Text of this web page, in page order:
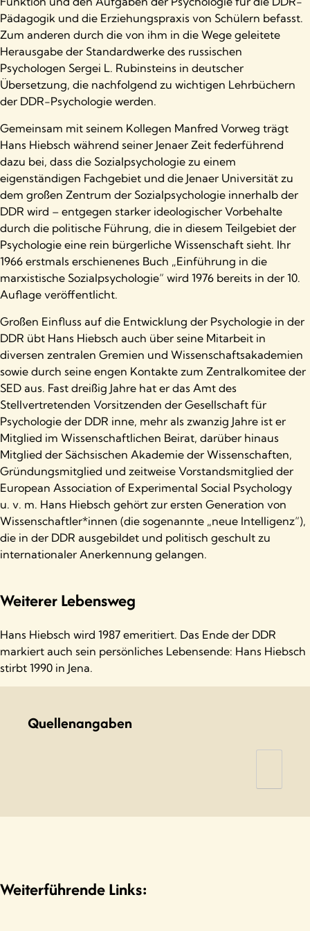
Pädagogik und die Erziehungspraxis von Schülern befasst.
Zum anderen durch die von ihm in die Wege geleitete
Herausgabe der Standardwerke des russischen
Psychologen Sergei L. Rubinsteins in deutscher
Übersetzung, die nachfolgend zu wichtigen Lehrbüchern
der DDR-Psychologie werden.
Gemeinsam mit seinem Kollegen Manfred Vorweg trägt
Hans Hiebsch während seiner Jenaer Zeit federführend
dazu bei, dass die Sozialpsychologie zu einem
eigenständigen Fachgebiet und die Jenaer Universität zu
dem großen Zentrum der Sozialpsychologie innerhalb der
DDR wird – entgegen starker ideologischer Vorbehalte
durch die politische Führung, die in diesem Teilgebiet der
Psychologie eine rein bürgerliche Wissenschaft sieht. Ihr
1966 erstmals erschienenes Buch „Einführung in die
marxistische Sozialpsychologie“ wird 1976 bereits in der 10.
Auflage veröffentlicht.
Großen Einfluss auf die Entwicklung der Psychologie in der
DDR übt Hans Hiebsch auch über seine Mitarbeit in
diversen zentralen Gremien und Wissenschaftsakademien
sowie durch seine engen Kontakte zum Zentralkomitee der
SED aus. Fast dreißig Jahre hat er das Amt des
Stellvertretenden Vorsitzenden der Gesellschaft für
Psychologie der DDR inne, mehr als zwanzig Jahre ist er
Mitglied im Wissenschaftlichen Beirat, darüber hinaus
Mitglied der Sächsischen Akademie der Wissenschaften,
Gründungsmitglied und zeitweise Vorstandsmitglied der
European Association of Experimental Social Psychology
u. v. m. Hans Hiebsch gehört zur ersten Generation von
Wissenschaftler*innen (die sogenannte „neue Intelligenz“),
die in der DDR ausgebildet und politisch geschult zu
internationaler Anerkennung gelangen.
Weiterer Lebensweg
Hans Hiebsch wird 1987 emeritiert. Das Ende der DDR
markiert auch sein persönliches Lebensende: Hans Hiebsch
stirbt 1990 in Jena.
Quellenangaben
Eckardt, G. (1982). Hans Hiebsch zum 60.
Sozialpsychologie, S. 7–16). Friedrich-
Weiterführende Links: